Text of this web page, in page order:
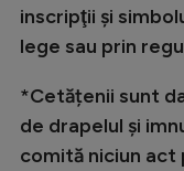
inscripţii şi
lege sau prin
*Cetățenii sunt
de drapelul și
comită niciun act